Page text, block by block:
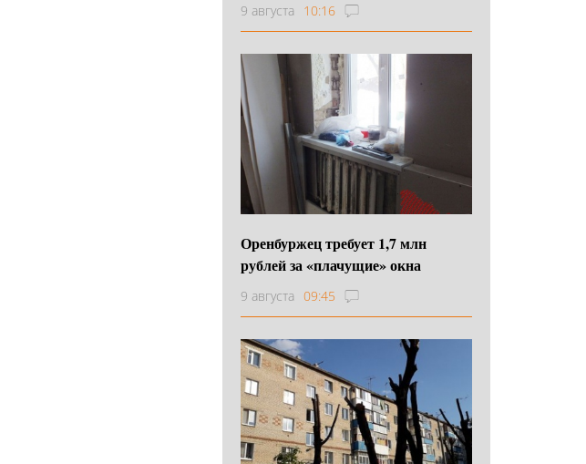
9 августа 10:16
Оренбуржец требует 1,7 млн
рублей за «плачущие» окна
9 августа 09:45